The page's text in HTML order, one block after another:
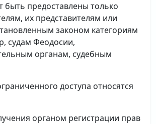
быть предоставлены только
их представителям или
законом категориям
судам Феодосии,
органам, судебным
доступа относятся
органом регистрации прав